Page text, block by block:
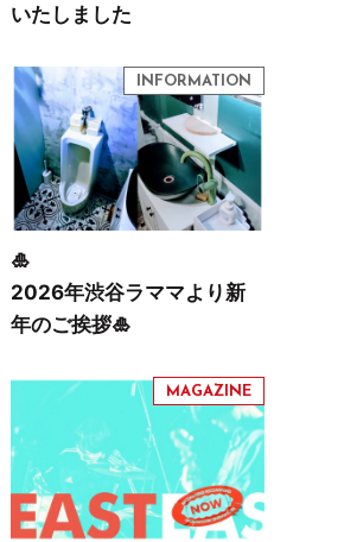
いたしました
🎍
2026年渋谷ラママより新
年のご挨拶🎍